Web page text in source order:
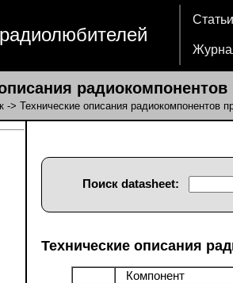
Статьи
радиокомпонентов
-> Технические описания радиокомпонентов
Поиск datasheet:
Технические описания
Компонент